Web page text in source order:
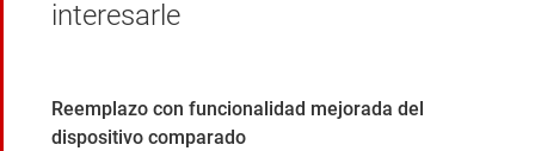
interesarle
Reemplazo con funcionalidad mejorada del
dispositivo comparado